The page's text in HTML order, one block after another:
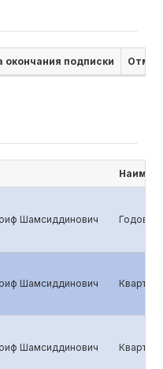
окончания подписки
Шамсиддинович Годовой
Шамсиддинович
Шамсиддинович